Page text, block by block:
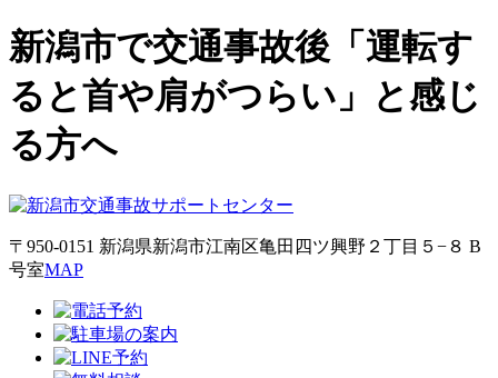
新潟市で交通事故後「運転す
ると首や肩がつらい」と感じ
る方へ
〒950-0151 新潟県新潟市江南区亀田四ツ興野２丁目５−８ B
号室MAP